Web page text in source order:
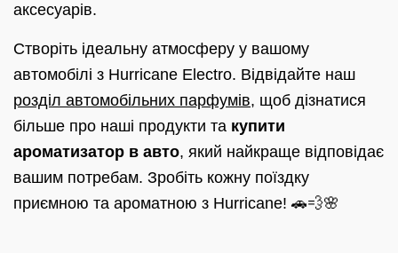
аксесуарів.
Створіть ідеальну атмосферу у вашому
автомобілі з Hurricane Electro. Відвідайте наш
розділ автомобільних парфумів, щоб дізнатися
більше про наші продукти та купити
ароматизатор в авто, який найкраще відповідає
вашим потребам. Зробіть кожну поїздку
приємною та ароматною з Hurricane! 🚗💨🌸